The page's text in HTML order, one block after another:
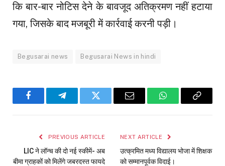
कि बार-बार नोटिस देने के बावजूद अतिक्रमण नहीं हटाया
गया, जिसके बाद मजबूरी में कार्रवाई करनी पड़ी।
Begusarai news Begusarai News in hindi
FacebookTelegramTwitter Email WhatsAppCopy
PREVIOUS ARTICLE
LIC ने लॉन्च की दो नई स्कीमें- अब
बीमा ग्राहकों को मिलेंगे जबरदस्त फायदे
NEXT ARTICLE
उत्क्रमित मध्य विद्यालय भोजा में शिक्षक
को सम्मानपूर्वक विदाई।